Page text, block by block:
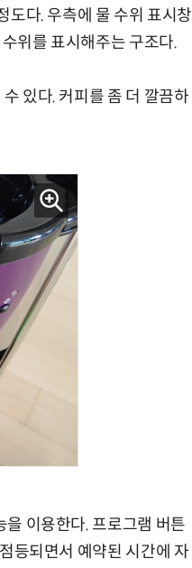
도다. 우측에 물 수위 표시창
위를 표시해주는 구조다.
있다. 커피를 좀 더 깔끔하
이용한다. 프로그램 버튼
등되면서 예약된 시간에 자